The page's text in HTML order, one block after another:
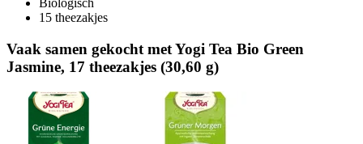
Biologisch
15 theezakjes
Vaak samen gekocht met Yogi Tea Bio Green
Jasmine, 17 theezakjes (30,60 g)